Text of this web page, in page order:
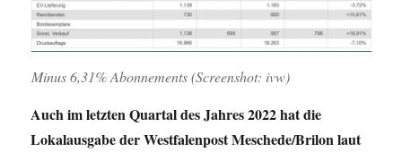
Minus 6,31% Abonnements (Screenshot: ivw)
Auch im letzten Quartal des Jahres 2022 hat die
Lokalausgabe der Westfalenpost Meschede/Brilon laut